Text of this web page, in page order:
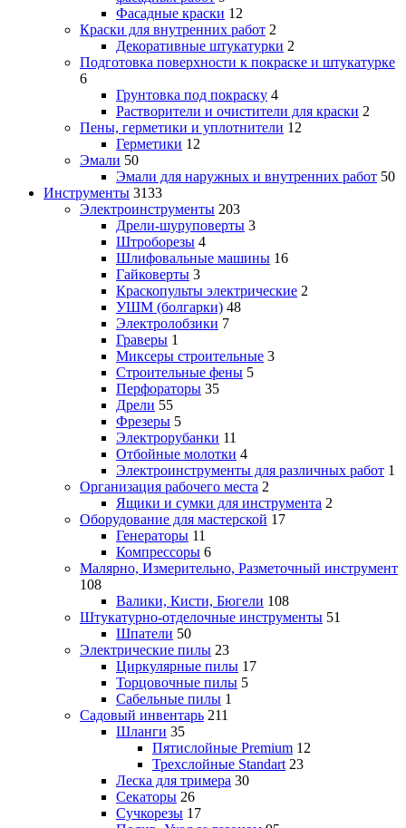
Фасадные краски 12
Краски для внутренних работ 2
Декоративные штукатурки 2
Подготовка поверхности к покраске и штукатурке
6
Грунтовка под покраску 4
Растворители и очистители для краски 2
Пены, герметики и уплотнители 12
Герметики 12
Эмали 50
Эмали для наружных и внутренних работ 50
Инструменты 3133
Электроинструменты 203
Дрели-шуруповерты 3
Штроборезы 4
Шлифовальные машины 16
Гайковерты 3
Краскопульты электрические 2
УШМ (болгарки) 48
Электролобзики 7
Граверы 1
Миксеры строительные 3
Строительные фены 5
Перфораторы 35
Дрели 55
Фрезеры 5
Электрорубанки 11
Отбойные молотки 4
Электроинструменты для различных работ 1
Организация рабочего места 2
Ящики и сумки для инструмента 2
Оборудование для мастерской 17
Генераторы 11
Компрессоры 6
Малярно, Измерительно, Разметочный инструмент
108
Валики, Кисти, Бюгели 108
Штукатурно-отделочные инструменты 51
Шпатели 50
Электрические пилы 23
Циркулярные пилы 17
Торцовочные пилы 5
Сабельные пилы 1
Садовый инвентарь 211
Шланги 35
Пятислойные Premium 12
Трехслойные Standart 23
Леска для тримера 30
Секаторы 26
Сучкорезы 17